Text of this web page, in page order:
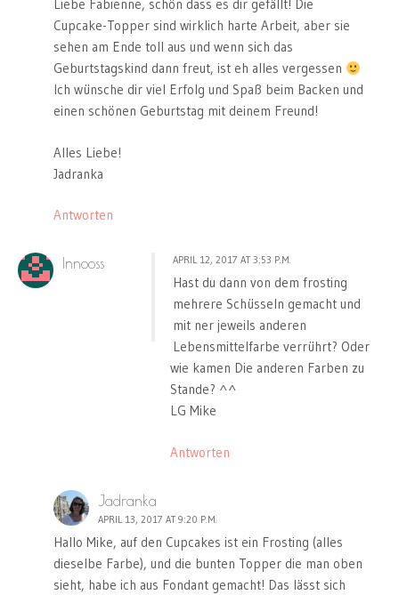
Liebe Fabienne, schön dass es dir gefällt! Die
Cupcake-Topper sind wirklich harte Arbeit, aber sie
sehen am Ende toll aus und wenn sich das
Geburtstagskind dann freut, ist eh alles vergessen
Ich wünsche dir viel Erfolg und Spaß beim Backen und
einen schönen Geburtstag mit deinem Freund!
Alles Liebe!
Jadranka
Antworten
Innooss APRIL 12, 2017 AT 3:53 P.M.
Hast du dann von dem frosting
mehrere Schüsseln gemacht und
mit ner jeweils anderen
Lebensmittelfarbe verrührt? Oder
wie kamen Die anderen Farben zu
Stande? ^^
LG Mike
Antworten
Jadranka
APRIL 13, 2017 AT 9:20 P.M.
Hallo Mike, auf den Cupcakes ist ein Frosting (alles
dieselbe Farbe), und die bunten Topper die man oben
sieht, habe ich aus Fondant gemacht! Das lässt sich